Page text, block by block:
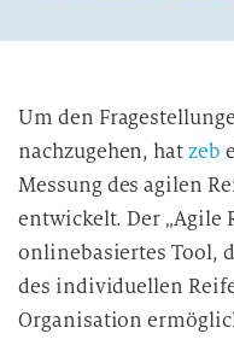
Um den
nachzugehen, hatzeb
Messung des agilen
entwickelt. Der „Agile
onlinebasiertes Tool,
des individuellen
Organisation